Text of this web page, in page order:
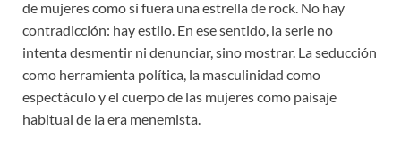
de mujeres como si fuera una estrella de rock. No hay
contradicción: hay estilo. En ese sentido, la serie no
intenta desmentir ni denunciar, sino mostrar. La seducción
como herramienta política, la masculinidad como
espectáculo y el cuerpo de las mujeres como paisaje
habitual de la era menemista.